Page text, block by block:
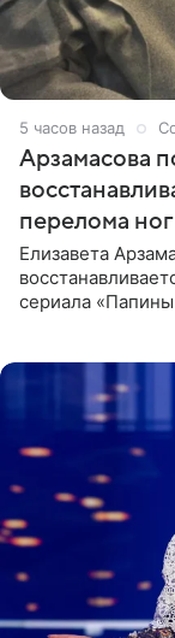
5 часов назад
Арзамасова
перелома
Елизавета
сериала